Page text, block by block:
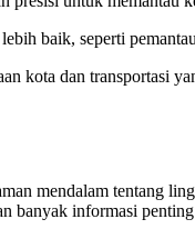
baik, seperti
kota dan transportasi
mendalam tentang
informasi